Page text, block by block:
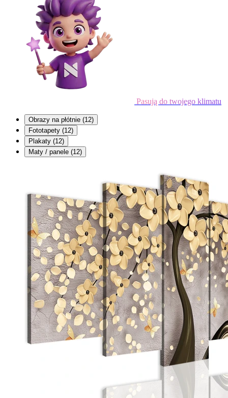
Pasują do twojego klimatu
Obrazy na płótnie (12)
Fototapety (12)
Plakaty (12)
Maty / panele (12)